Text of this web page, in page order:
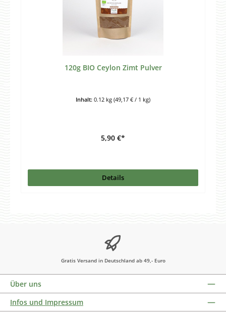
120g BIO Ceylon Zimt Pulver
Inhalt: 0.12 kg (49,17 € / 1 kg)
5,90 €*
Details
Gratis Versand in Deutschland ab 49,- Euro
Über uns
Infos und Impressum